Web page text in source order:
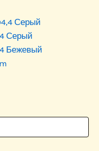
Серый
Бежевый